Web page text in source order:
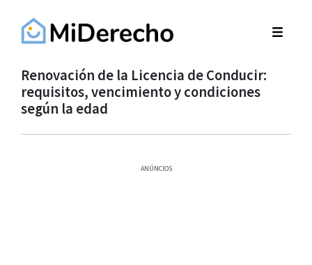
Renovación de la Licencia de Conducir:
requisitos, vencimiento y condiciones
según la edad
ANÚNCIOS